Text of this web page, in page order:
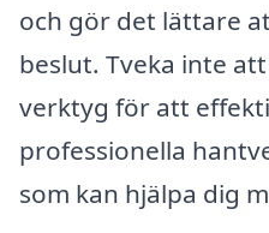
och gör det lättare
beslut. Tveka inte
verktyg för att
professionella
som kan hjälpa dig